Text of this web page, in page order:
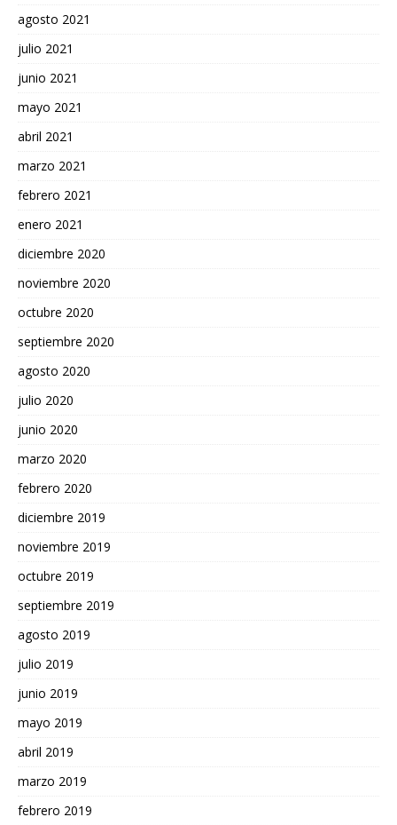
agosto 2021
julio 2021
junio 2021
mayo 2021
abril 2021
marzo 2021
febrero 2021
enero 2021
diciembre 2020
noviembre 2020
octubre 2020
septiembre 2020
agosto 2020
julio 2020
junio 2020
marzo 2020
febrero 2020
diciembre 2019
noviembre 2019
octubre 2019
septiembre 2019
agosto 2019
julio 2019
junio 2019
mayo 2019
abril 2019
marzo 2019
febrero 2019